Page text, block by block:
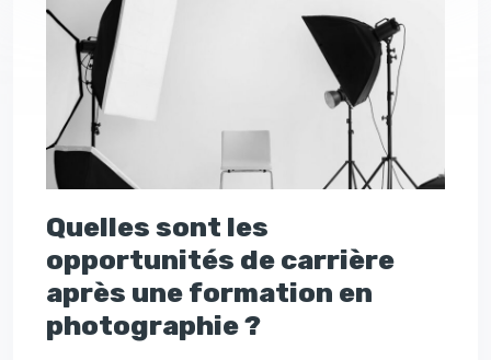
Quelles sont les
opportunités de carrière
après une formation en
photographie ?